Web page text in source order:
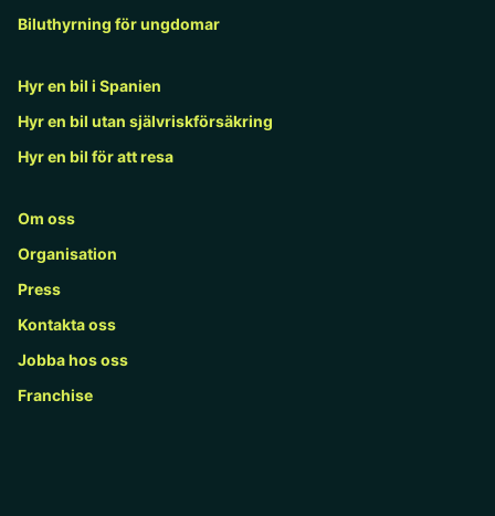
Biluthyrning för ungdomar
Hyr en bil i Spanien
Hyr en bil utan självriskförsäkring
Hyr en bil för att resa
Om oss
Organisation
Press
Kontakta oss
Jobba hos oss
Franchise